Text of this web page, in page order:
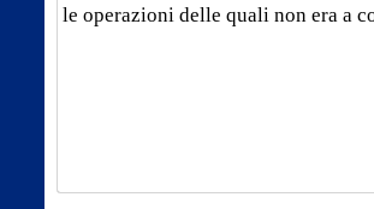
le operazioni delle quali non era a